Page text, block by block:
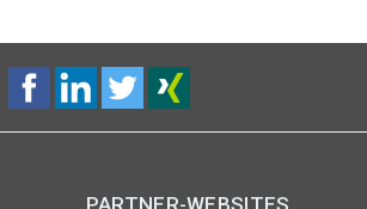
PARTNER-WEBSITES